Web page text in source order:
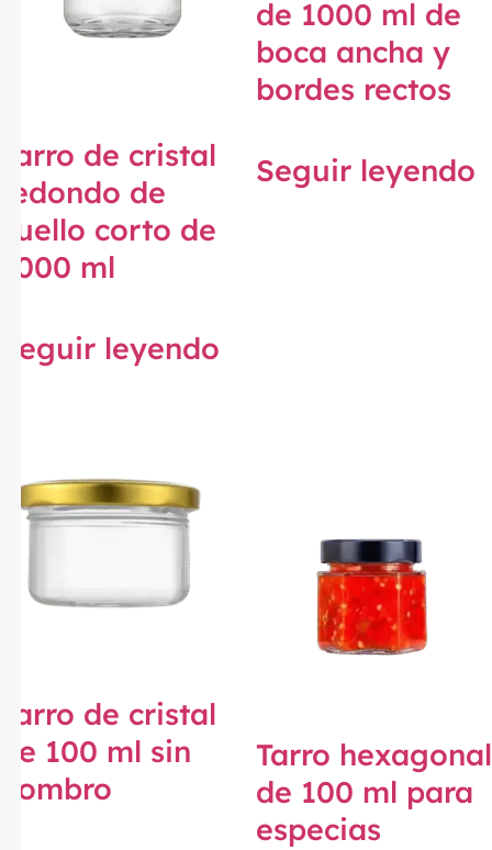
Tarro de cristal
redondo de
cuello corto de
1000 ml
Seguir leyendo
de 1000 ml de
boca ancha y
bordes rectos
Seguir leyendo
Tarro de cristal
de 100 ml sin
hombro
Tarro hexagonal
de 100 ml para
especias